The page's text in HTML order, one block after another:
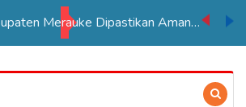
TPP ASN Kabupaten Merauke Dipastikan Aman Hingga Akhir Tahun 2026